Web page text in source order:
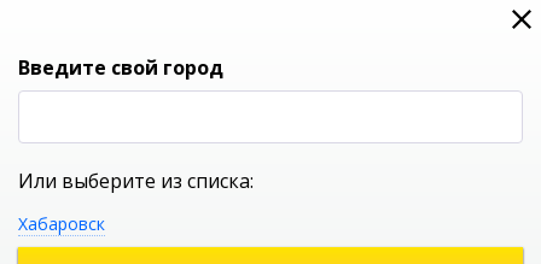
0
УНИВЕРСАЛЬНЫЙ ИНТЕРНЕТ МАГАЗИН
Введите свой город
Или выберите из списка:
Хабаровск